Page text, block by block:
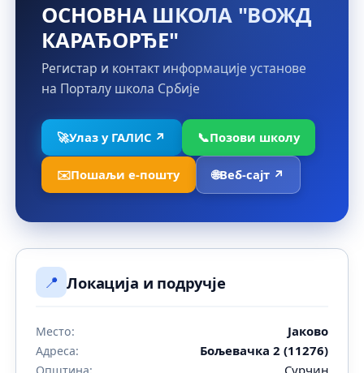
ОСНОВНА ШКОЛА "ВОЖД
КАРАЂОРЂЕ"
Регистар и контакт информације установе
на Порталу школа Србије
🚀Улаз у ГАЛИС ↗ 📞Позови школу
✉️Пошаљи е-пошту 🌐Веб-сајт ↗
📍 Локација и подручје
Место: Јаково
Адреса: Бољевачка 2 (11276)